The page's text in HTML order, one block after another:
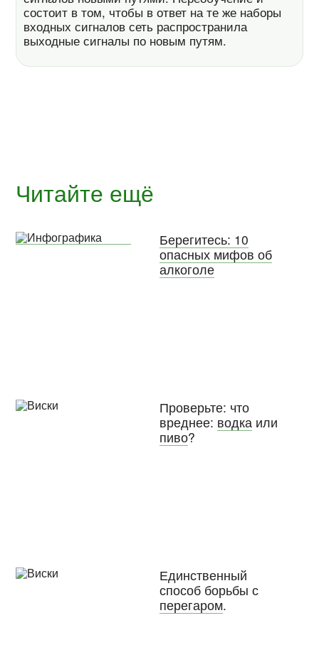
состоит в том, чтобы в ответ на те же наборы
входных сигналов сеть распространила
выходные сигналы по новым путям.
Читайте ещё
Берегитесь: 10
опасных мифов об
алкоголе
Проверьте: что
вреднее: водкаили
пиво?
Единственный
способ борьбы с
перегаром.